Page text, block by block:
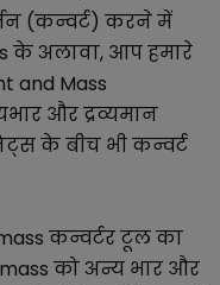
(कन्वर्ट) करने में
के अलावा, आप हमारे
and Mass
भार और द्रव्यमान
के बीच भी कन्वर्ट
कन्वर्टर टूल का
को अन्य भार और